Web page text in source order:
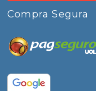
Compra Segura